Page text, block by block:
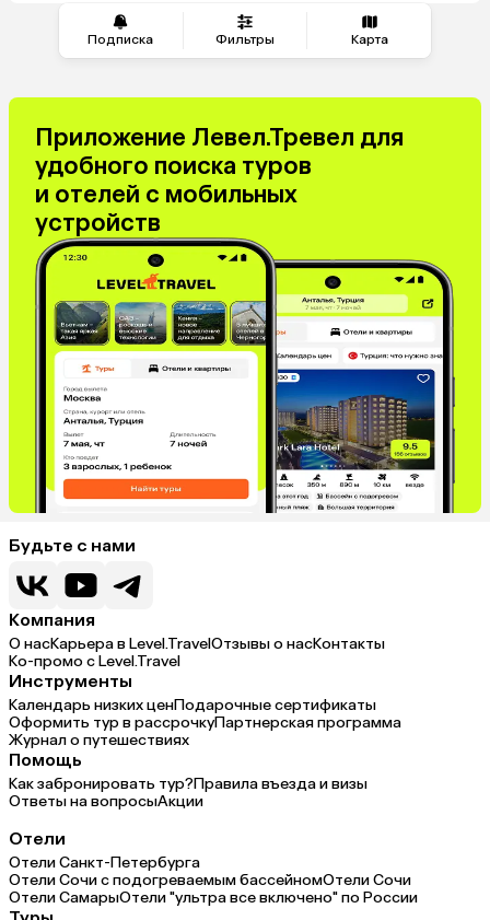
Подписка Фильтры Карта
Приложение Левел.Тревел для
удобного поиска туров
и отелей с мобильных
устройств
Будьте с нами
Компания
О насКарьера в Level.TravelОтзывы о насКонтакты
Ко-промо с Level.Travel
Инструменты
Календарь низких ценПодарочные сертификаты
Оформить тур в рассрочкуПартнерская программа
Журнал о путешествиях
Помощь
Как забронировать тур?Правила въезда и визы
Ответы на вопросыАкции
Отели
Отели Санкт-Петербурга
Отели Сочи с подогреваемым бассейномОтели Сочи
Отели СамарыОтели "ультра все включено" по России